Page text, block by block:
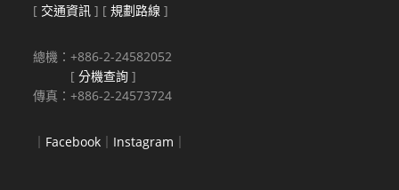
[ 交通資訊 ] [規劃路線 ]
總機：+886-2-24582052
[分機查詢 ]
傳真：+886-2-24573724
｜ Facebook ｜ Instagram ｜